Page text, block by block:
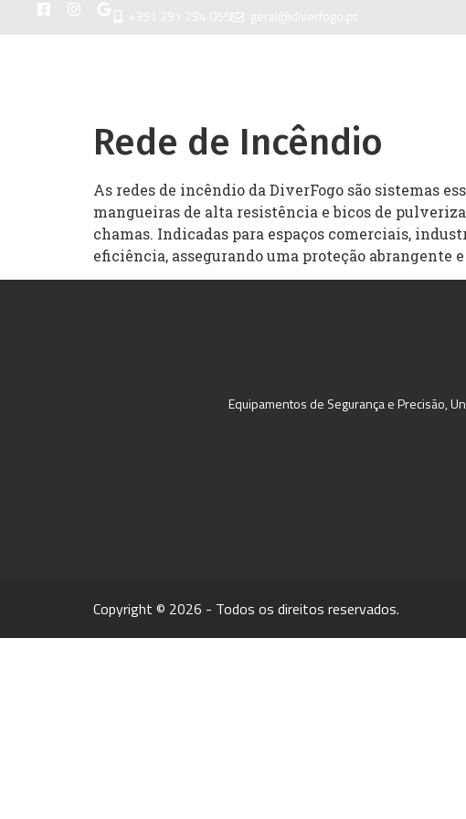
Rede de Incêndio
As redes de incêndio da DiverFogo são sistemas
mangueiras de alta resistência e bicos de
chamas. Indicadas para espaços comerciais,
eficiência, assegurando uma proteção abrangente
Equipamentos de Segurança e Precisão,
Copyright © 2026 - Todos os direitos reservados.